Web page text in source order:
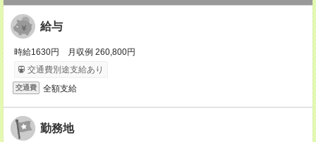
給与
時給1630円 月収例 260,800円
交通費別途支給あり
交通費 全額支給
勤務地